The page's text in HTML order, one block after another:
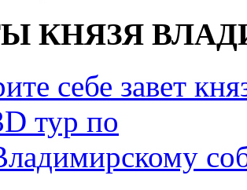
КНЯЗЯ
себе завет
тур по